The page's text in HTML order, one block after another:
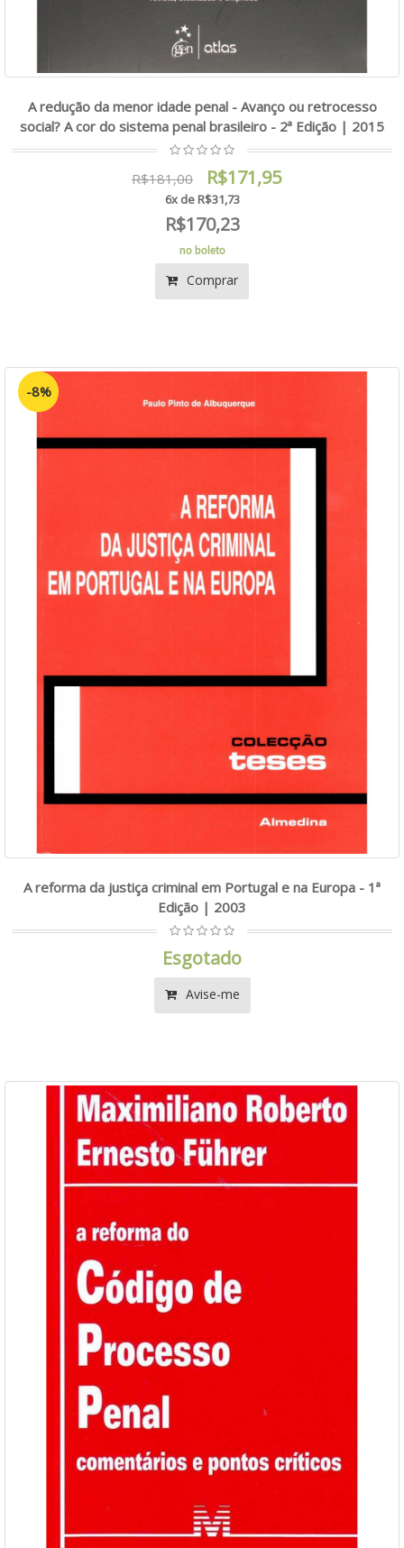
A redução da menor idade penal - Avanço ou retrocesso
social? A cor do sistema penal brasileiro - 2ª Edição | 2015
R$181,00 R$171,95
6x de R$31,73
R$170,23
no boleto
Comprar
-8%
A reforma da justiça criminal em Portugal e na Europa - 1ª
Edição | 2003
Esgotado
Avise-me